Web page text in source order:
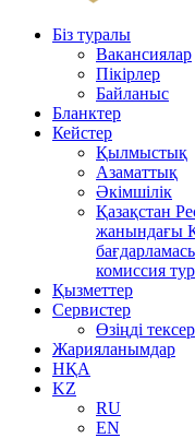
Біз туралы
Вакансиялар
Пікірлер
Байланыс
Бланктер
Кейстер
Қылмыстық
Азаматтық
Әкімшілік
Қазақстан
жанындағы
комиссия
Қызметтер
Сервистер
Өзіңді тексер
Жарияланымдар
НҚА
KZ
RU
EN